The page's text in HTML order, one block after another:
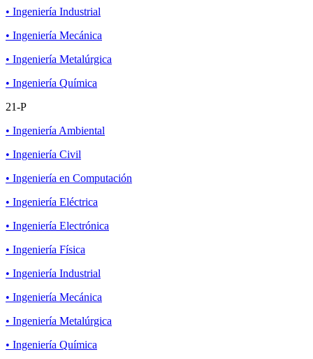
• Ingeniería Industrial
• Ingeniería Mecánica
• Ingeniería Metalúrgica
• Ingeniería Química
21-P
• Ingeniería Ambiental
• Ingeniería Civil
• Ingeniería en Computación
• Ingeniería Eléctrica
• Ingeniería Electrónica
• Ingeniería Física
• Ingeniería Industrial
• Ingeniería Mecánica
• Ingeniería Metalúrgica
• Ingeniería Química